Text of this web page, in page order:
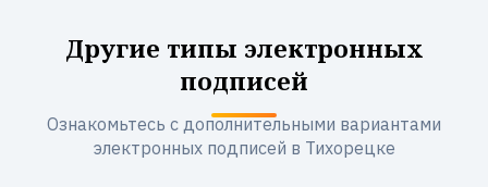
Другие типы электронных
подписей
Ознакомьтесь с дополнительными вариантами
электронных подписей в Тихорецке